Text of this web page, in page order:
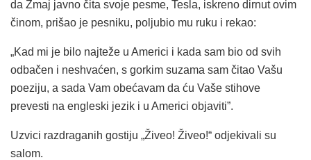
da Zmaj javno čita svoje pesme, Tesla, iskreno dirnut ovim
činom, prišao je pesniku, poljubio mu ruku i rekao:
„Kad mi je bilo najteže u Americi i kada sam bio od svih
odbačen i neshvaćen, s gorkim suzama sam čitao Vašu
poeziju, a sada Vam obećavam da ću Vaše stihove
prevesti na engleski jezik i u Americi objaviti”.
Uzvici razdraganih gostiju „Živeo! Živeo!“ odjekivali su
salom.